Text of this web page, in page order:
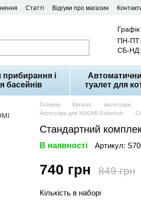
Статті Відгуки про магазин
ПН-
СБ-НД:
прибирання і
басейнів
туалет для
Головна Каталог Аксесуари
Аксесуари для XIAOMI Roborock
Стандартний
В наявності Артикул:
740 грн 849 грн
Кількість в наборі